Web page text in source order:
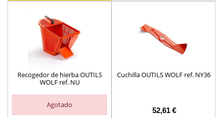
Recogedor de hierba OUTILS
WOLF ref. NU
Agotado
Cuchilla OUTILS WOLF ref. NY36
52,61 €